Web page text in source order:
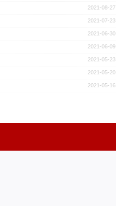
2021-08-27
2021-07-23
2021-06-30
2021-06-09
2021-05-23
2021-05-20
2021-05-16